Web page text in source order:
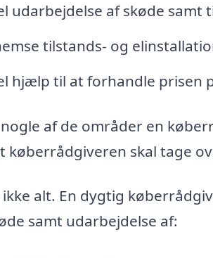
udarbejdelse af skøde samt
tilstands- og
hjælp til at forhandle prisen
af de områder en
køberrådgiveren skal tage
alt. En dygtig
samt udarbejdelse af: